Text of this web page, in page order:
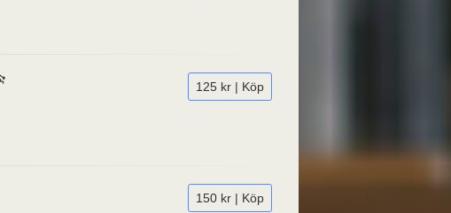
125 kr | Köp
150 kr | Köp